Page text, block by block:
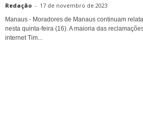
Redação - 17 de novembro de 2023
Manaus - Moradores de Manaus continuam
nesta quinta-feira (16). A maioria das
internet Tim...